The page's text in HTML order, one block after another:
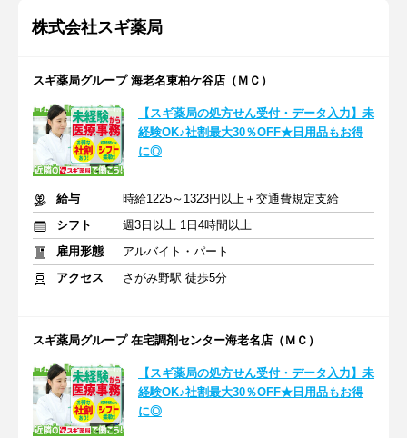
株式会社スギ薬局
スギ薬局グループ 海老名東柏ケ谷店（ＭＣ）
【スギ薬局の処方せん受付・データ入力】未
経験OK♪社割最大30％OFF★日用品もお得
に◎
給与
時給1225～1323円以上＋交通費規定支給
シフト
週3日以上 1日4時間以上
雇用形態
アルバイト・パート
アクセス
さがみ野駅 徒歩5分
スギ薬局グループ 在宅調剤センター海老名店（ＭＣ）
【スギ薬局の処方せん受付・データ入力】未
経験OK♪社割最大30％OFF★日用品もお得
に◎